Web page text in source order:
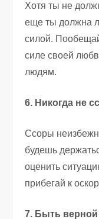
Хотя ты не
еще ты должна
силой.
силе своей
людям.
6. Никогда не
Ссоры
будешь
оценить
прибегай к
7. Быть